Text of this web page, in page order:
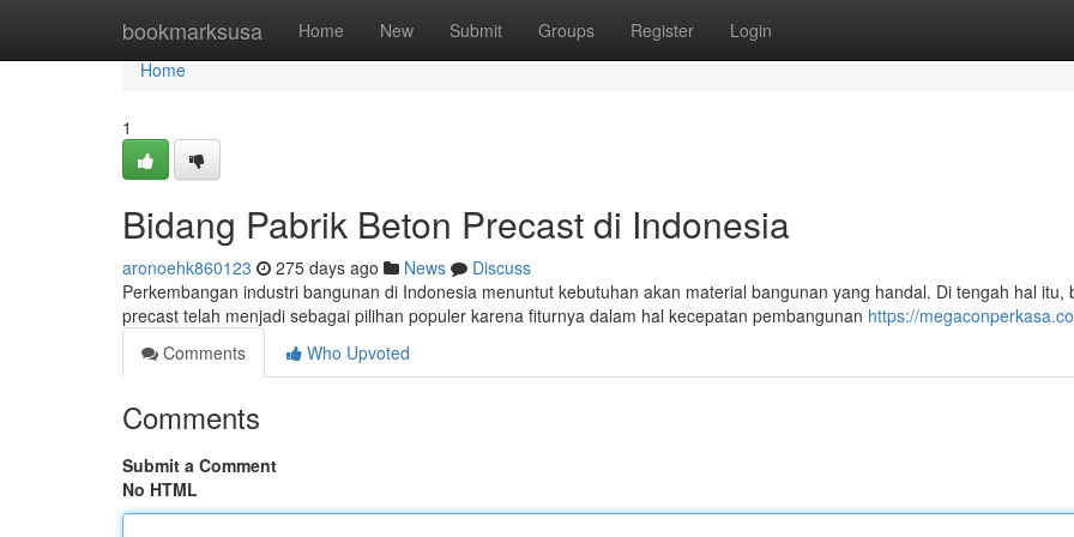
bookmarksusa Home New Submit Groups Register Login
Home
Home
1
Bidang Pabrik Beton Precast di Indonesia
aronoehk860123 275 days ago News
Discuss
Perkembangan industri bangunan di Indonesia menuntut kebutuhan akan material bangunan yang handal. Di tengah hal itu,
precast telah menjadi sebagai pilihan populer karena fiturnya dalam hal kecepatan pembangunan https://
Comments
Who Upvoted
Comments
Submit a Comment
No HTML